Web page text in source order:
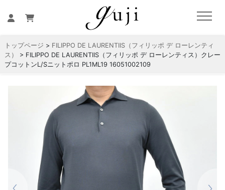
トップページ > FILIPPO DE LAURENTIIS（フィリッポ デ ローレンティ
ス）
> FILIPPO DE LAURENTIIS（フィリッポ デ ローレンティス）クレー
プコットンL/Sニットポロ PL1ML19 16051002109